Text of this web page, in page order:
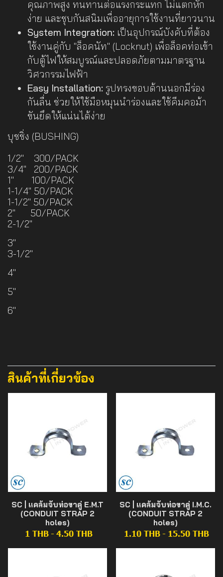
คุณภาพสูง ทนทานต่อแรงกระแทก ไม่แตกหัก
ง่าย และชุบกันสนิมเพื่ออายุการใช้งานที่ยาวนาน
System Integration: เป็นอุปกรณ์บังคับที่ต้อง
ใช้งานคู่กับ "ล็อคนัท" (Locknut) เพื่อล็อคท่อเข้า
กับตู้ไฟให้สมบูรณ์และปลอดภัยตามมาตรฐาน
วิศวกรรมไฟฟ้า
Easy Installation: รูปทรงขอบด้านนอกมีร่อง
กันลื่น ช่วยให้ใช้มือหมุนนำร่องและใช้คีมคอม้า
ขันยึดให้แน่นได้ง่าย
บุชชิ่ง (BUSHING)
1/2" 300/PACK
3/4" 200/PACK
1" 100/PACK
1-1/4" 50/PACK
1-1/2" 50/PACK
2" 50/PACK
2-1/2"
3"
3-1/2"
4"
5"
6"
สินค้าที่เกี่ยวข้อง
SC | แคล้มจับท่อขาคู่ E.M.T
(CONDUIT STRAP 2
holes)
1 THB - 4.50 THB
SC | แคล้มจับท่อขาคู่ I.M.C.
(CONDUIT STRAP 2
holes)
1.10 THB - 15.50 THB